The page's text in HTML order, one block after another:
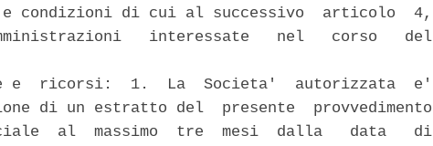
condizioni di cui al successivo  articolo  4,
interessate   nel   corso   del
e  ricorsi:  1.  La  Societa'  autorizzata  e'
di un estratto del  presente  provvedimento
al  massimo  tre  mesi  dalla   data   di